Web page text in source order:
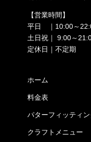
【営業時間】
平日 ｜10:00～
土日祝｜ 9:00～
定休日｜不定期
ホーム
料金表
パターフィッティ
クラフトメニュー